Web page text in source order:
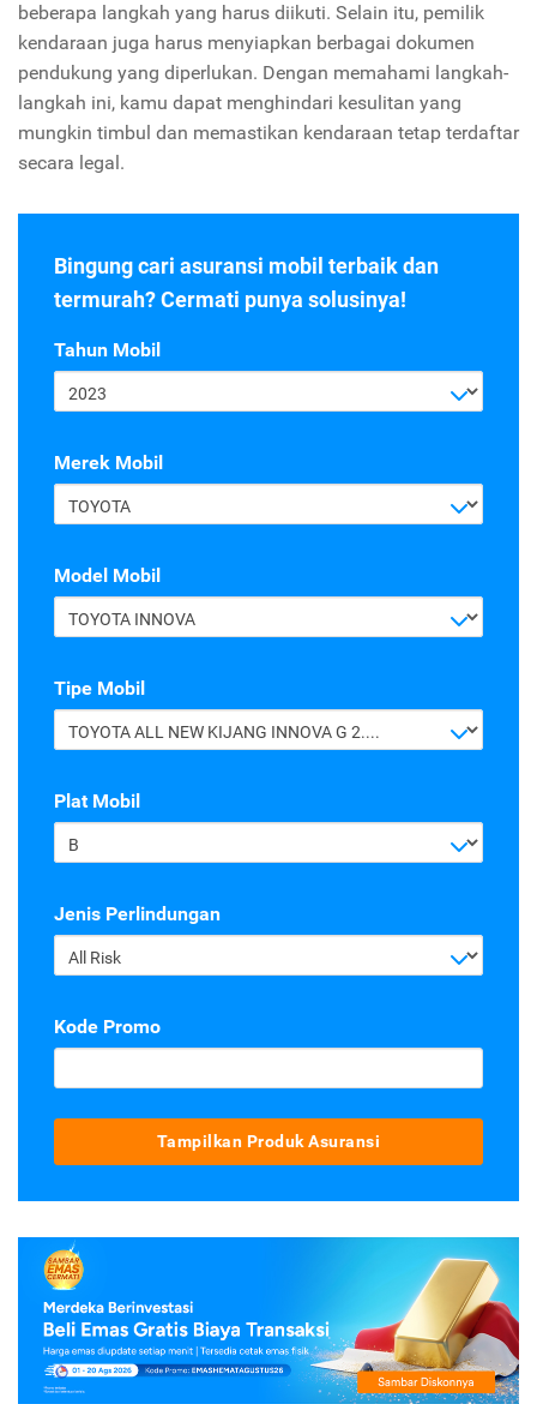
beberapa langkah yang harus diikuti. Selain itu, pemilik
kendaraan juga harus menyiapkan berbagai dokumen
pendukung yang diperlukan. Dengan memahami langkah-
langkah ini, kamu dapat menghindari kesulitan yang
mungkin timbul dan memastikan kendaraan tetap terdaftar
secara legal.
Bingung cari asuransi mobil terbaik dan
termurah? Cermati punya solusinya!
Tahun Mobil
2023
Merek Mobil
TOYOTA
Model Mobil
TOYOTA INNOVA
Tipe Mobil
TOYOTA ALL NEW KIJANG INNOVA G 2.4 A/T DIESEL
Plat Mobil
B
Jenis Perlindungan
All Risk
Kode Promo
Tampilkan Produk Asuransi